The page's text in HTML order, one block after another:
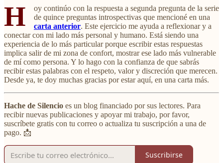
H
oy continúo con la respuesta a segunda pregunta de la serie
de quince preguntas introspectivas que mencioné en una
carta anterior. Este ejercicio me ayuda a reflexionar y a
conectar con mi lado más personal y humano. Está siendo una
experiencia de lo más particular porque escribir estas respuestas
implica salir de mi zona de confort, mostrar ese lado más vulnerable
de mí como persona. Y lo hago con la confianza de que sabrás
recibir estas palabras con el respeto, valor y discreción que merecen.
Desde ya, te doy muchas gracias por estar aquí, en una carta más.
Hache de Silencio es un blog financiado por sus lectores. Para
recibir nuevas publicaciones y apoyar mi trabajo, por favor,
suscríbete gratis con tu correo o actualiza tu suscripción a una de
pago. 📩
Suscribirse